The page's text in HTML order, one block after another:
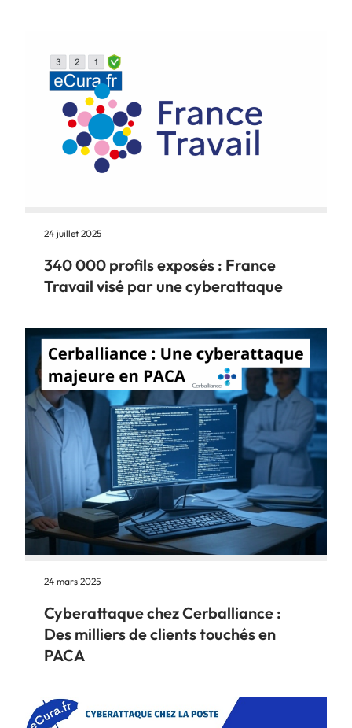
24 juillet 2025
340 000 profils exposés : France
Travail visé par une cyberattaque
24 mars 2025
Cyberattaque chez Cerballiance :
Des milliers de clients touchés en
PACA